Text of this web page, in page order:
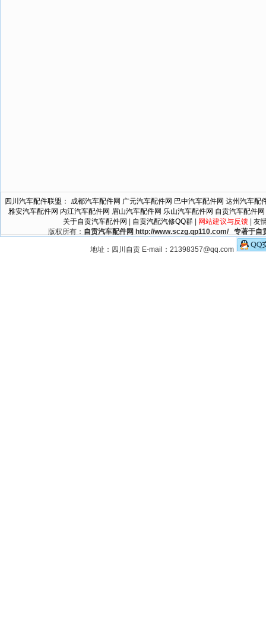
四川汽车配件联盟 ： 成都汽车配件网 广元汽车配件网 巴中汽车配件网 达州汽车配
雅安汽车配件网 内江汽车配件网 眉山汽车配件网 乐山汽车配件网 自贡汽车配件网
关于自贡汽车配件网
自贡汽配汽修QQ群| 网站建议与反馈| 友
版权所有： 自贡汽车配件网 http://www.sczg.qp110.com/ 专著于自
地址：四川自贡 E-mail：21398357@qq.com